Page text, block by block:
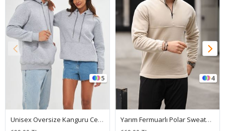
5
Unisex Oversize Kanguru Cepli Sweatshirt
4
Yarım Fermuarlı Polar Sweatshirt